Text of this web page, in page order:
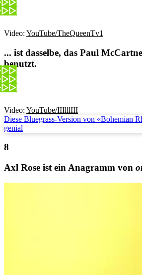
Video: YouTube/TheQueenTv1
... ist dasselbe, das Paul
benutzt.
Video: YouTube/IIIlllIII
Diese Bluegrass-Version von «Bohemian
genial
Axl Rose ist ein Anagramm von